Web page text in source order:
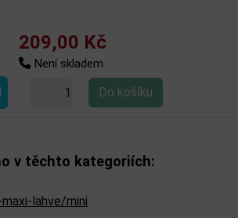
209,00 Kč
Není skladem
v těchto kategoriích:
lahve/mini